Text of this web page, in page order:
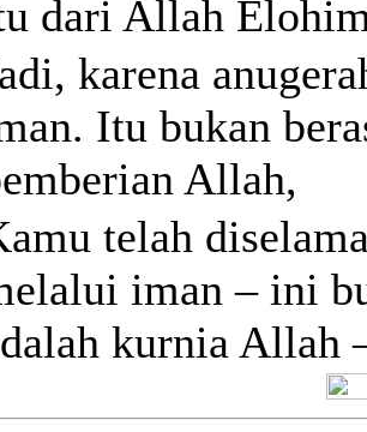
dari Allah
karena
Itu bukan
Allah,
telah
iman – ini
kurnia Allah